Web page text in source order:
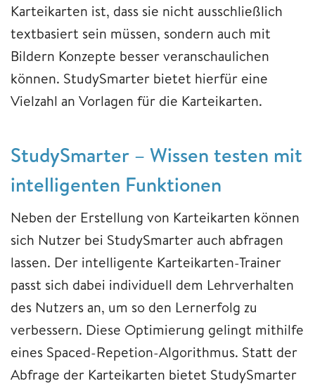
Karteikarten ist, dass sie nicht ausschließlich
textbasiert sein müssen, sondern auch mit
Bildern Konzepte besser veranschaulichen
können. StudySmarter bietet hierfür eine
Vielzahl an Vorlagen für die Karteikarten.
StudySmarter – Wissen testen mit
intelligenten Funktionen
Neben der Erstellung von Karteikarten können
sich Nutzer bei StudySmarter auch abfragen
lassen. Der intelligente Karteikarten-Trainer
passt sich dabei individuell dem Lehrverhalten
des Nutzers an, um so den Lernerfolg zu
verbessern. Diese Optimierung gelingt mithilfe
eines Spaced-Repetion-Algorithmus. Statt der
Abfrage der Karteikarten bietet StudySmarter